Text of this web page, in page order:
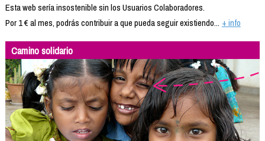
Esta web sería insostenible sin los Usuarios Colaboradores.
Por 1 € al mes, podrás contribuir a que pueda seguir existiendo... + info
Camino solidario